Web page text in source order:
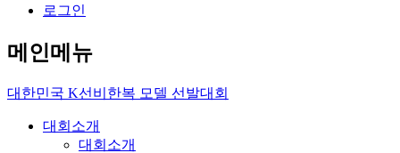
로그인
메인메뉴
대한민국 K선비한복 모델 선발대회
대회소개
대회소개